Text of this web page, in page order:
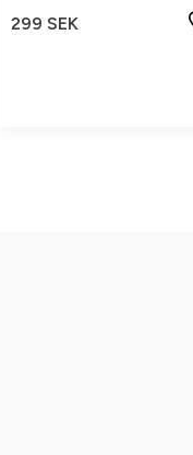
299 SEK